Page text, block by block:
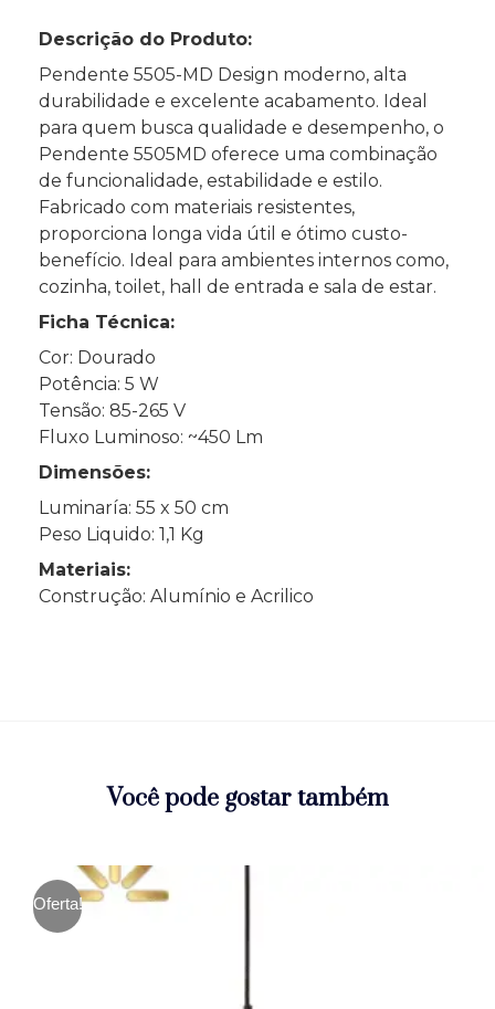
Descrição do Produto:
Pendente 5505-MD Design moderno, alta
durabilidade e excelente acabamento. Ideal
para quem busca qualidade e desempenho, o
Pendente 5505MD oferece uma combinação
de funcionalidade, estabilidade e estilo.
Fabricado com materiais resistentes,
proporciona longa vida útil e ótimo custo-
benefício. Ideal para ambientes internos como,
cozinha, toilet, hall de entrada e sala de estar.
Ficha Técnica:
Cor: Dourado
Potência: 5 W
Tensão: 85-265 V
Fluxo Luminoso: ~450 Lm
Dimensões:
Luminaría: 55 x 50 cm
Peso Liquido: 1,1 Kg
Materiais:
Construção: Alumínio e Acrilico
Você pode gostar também
Oferta!